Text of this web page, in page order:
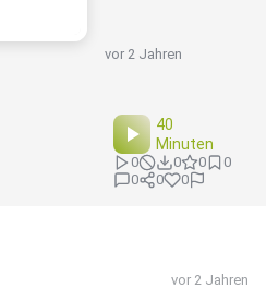
vor 2 Jahren
40
Minuten
0 0 0
0
0
0 0
vor 2 Jahren